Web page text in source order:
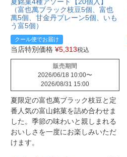
（富也萬ブラック枝豆5個、富也
萬5個、甘金丹プレーン5個、いも
う富5個）
クール便でお届け
当店特別価格 ¥5,313税込
販売期間
2026/06/18 10:00〜
2026/08/31 15:00
夏限定の富也萬ブラック枝豆と定
番人気の富山銘菓を詰め合わせま
した。季節の味わいと親しまれる
おいしさを一度にお楽しみいただ
けます。